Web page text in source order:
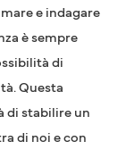
e indagare
è sempre
di
Questa
di stabilire un
di noi e con